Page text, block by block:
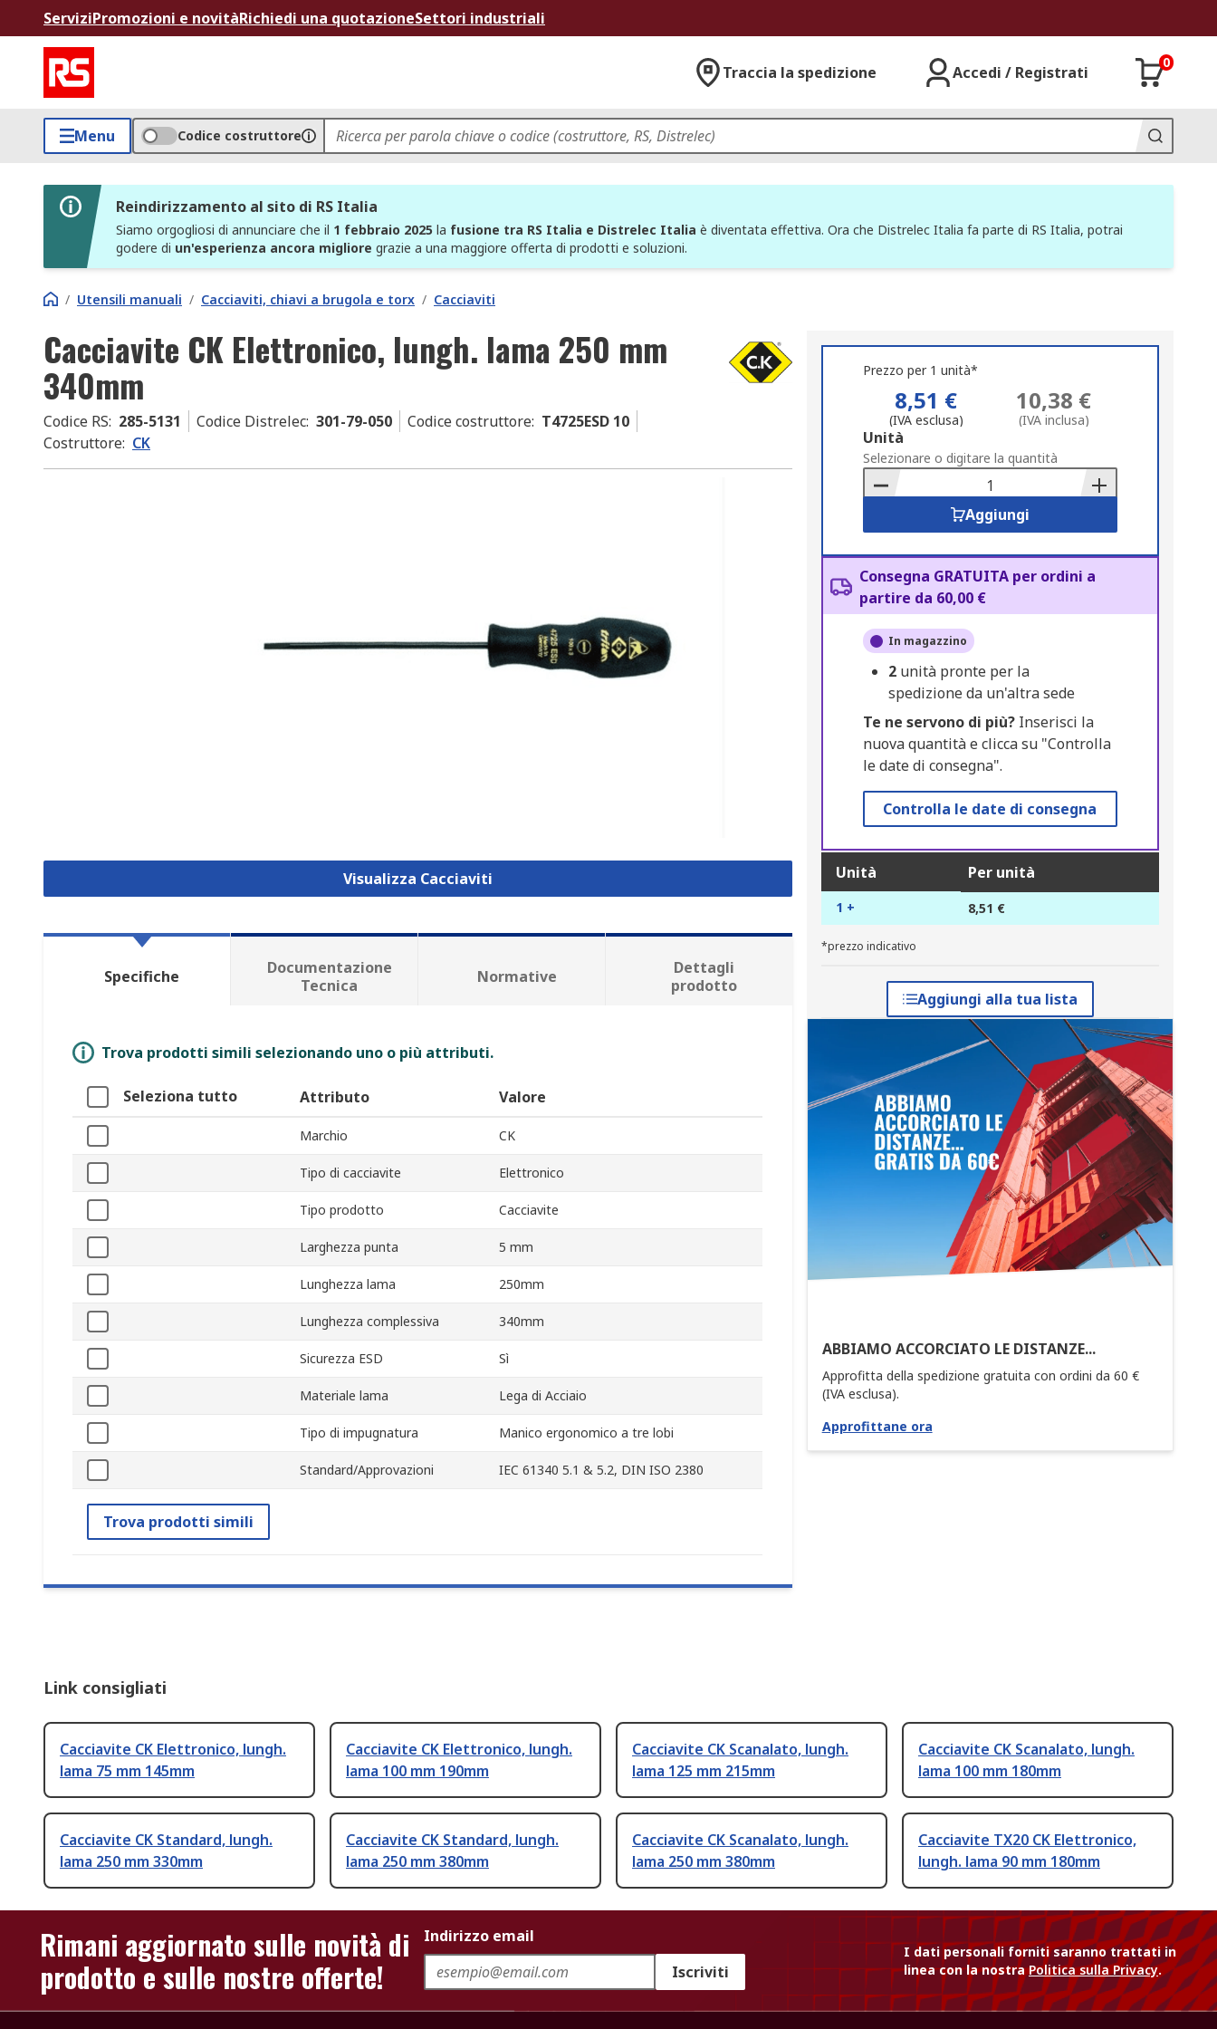
ServiziPromozioni e novitàRichiedi una quotazioneSettori industriali
Traccia la spedizione Accedi / Registrati
0
Menu Codice costruttore
Reindirizzamento al sito di RS Italia
Siamo orgogliosi di annunciare che il 1 febbraio 2025 la fusione tra RS Italia e Distrelec Italia è diventata effettiva. Ora che Distrelec Italia fa parte di RS Italia, potrai
godere di un'esperienza ancora migliore grazie a una maggiore offerta di prodotti e soluzioni.
/ Utensili manuali / Cacciaviti, chiavi a brugola e torx / Cacciaviti
Cacciavite CK Elettronico, lungh. lama 250 mm
340mm
Codice RS: 285-5131 Codice Distrelec: 301-79-050 Codice costruttore: T4725ESD 10
Costruttore: CK
Visualizza Cacciaviti
Prezzo per 1 unità*
8,51 €
(IVA esclusa)
10,38 €
(IVA inclusa)
Add
to
Basket
Unità
Selezionare o digitare la quantità
Aggiungi
Consegna GRATUITA per ordini a
partire da 60,00 €
In magazzino
2 unità pronte per la
spedizione da un'altra sede
Te ne servono di più?Inserisci la
nuova quantità e clicca su "Controlla
le date di consegna".
Controlla le date di consegna
Unità Per unità
1 + 8,51 €
*prezzo indicativo
Aggiungi alla tua lista
ABBIAMO ACCORCIATO LE DISTANZE...
Approfitta della spedizione gratuita con ordini da 60 €
(IVA esclusa).
Approfittane ora
Specifiche
Documentazione
Tecnica
Normative
Dettagli
prodotto
Trova prodotti simili selezionando uno o più attributi.
Seleziona tutto Attributo Valore
Marchio CK
Tipo di cacciavite Elettronico
Tipo prodotto Cacciavite
Larghezza punta 5 mm
Lunghezza lama 250mm
Lunghezza complessiva 340mm
Sicurezza ESD Sì
Materiale lama Lega di Acciaio
Tipo di impugnatura Manico ergonomico a tre lobi
Standard/Approvazioni IEC 61340 5.1 & 5.2, DIN ISO 2380
Trova prodotti simili
Link consigliati
Cacciavite CK Elettronico, lungh.
lama 75 mm 145mm
Cacciavite CK Elettronico, lungh.
lama 100 mm 190mm
Cacciavite CK Scanalato, lungh.
lama 125 mm 215mm
Cacciavite CK Scanalato, lungh.
lama 100 mm 180mm
Cacciavite CK Standard, lungh.
lama 250 mm 330mm
Cacciavite CK Standard, lungh.
lama 250 mm 380mm
Cacciavite CK Scanalato, lungh.
lama 250 mm 380mm
Cacciavite TX20 CK Elettronico,
lungh. lama 90 mm 180mm
Rimani aggiornato sulle novità di
prodotto e sulle nostre offerte!
Indirizzo email
Iscriviti
I dati personali forniti saranno trattati in
linea con la nostraPolitica sulla Privacy.